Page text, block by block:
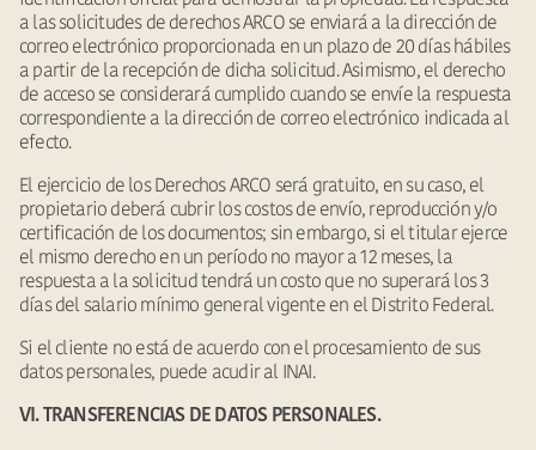
a las solicitudes de derechos ARCO se enviará a la dirección de
correo electrónico proporcionada en un plazo de 20 días hábiles
a partir de la recepción de dicha solicitud. Asimismo, el derecho
de acceso se considerará cumplido cuando se envíe la respuesta
correspondiente a la dirección de correo electrónico indicada al
efecto.
El ejercicio de los Derechos ARCO será gratuito, en su caso, el
propietario deberá cubrir los costos de envío, reproducción y/o
certificación de los documentos; sin embargo, si el titular ejerce
el mismo derecho en un período no mayor a 12 meses, la
respuesta a la solicitud tendrá un costo que no superará los 3
días del salario mínimo general vigente en el Distrito Federal.
Si el cliente no está de acuerdo con el procesamiento de sus
datos personales, puede acudir al INAI.
VI. TRANSFERENCIAS DE DATOS PERSONALES.